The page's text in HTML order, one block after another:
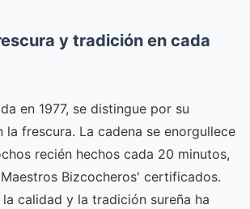
y tradición en cada
en 1977, se distingue por su
frescura. La cadena se enorgullece
recién hechos cada 20 minutos,
Bizcocheros' certificados.
calidad y la tradición sureña ha